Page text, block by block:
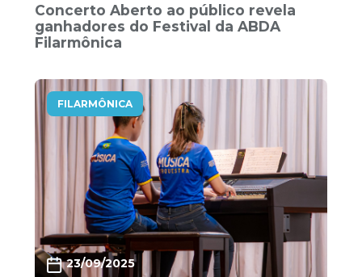
Concerto Aberto ao público revela
ganhadores do Festival da ABDA
Filarmônica
FILARMÔNICA
23/09/2025